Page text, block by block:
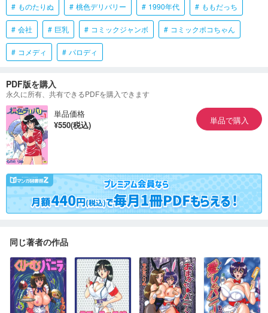
ものたりぬ 桃色デリバリー 1990年代 ももだっち
会社 巨乳 コミックジャンボ コミックポコちゃん
コメディ パロディ
PDF版を購入
永久に所有、共有できるPDFを購入できます
単品価格
¥550(税込)
単品で購入
同じ著者の作品